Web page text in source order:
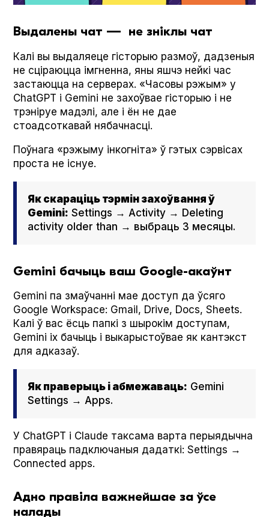
Выдалены чат — не зніклы чат
Калі вы выдаляеце гісторыю размоў, дадзеныя
не сціраюцца імгненна, яны яшчэ нейкі час
застаюцца на серверах. «Часовы рэжым» у
Chat­G­PT і Gem­i­ni не захоўвае гісторыю і не
трэніруе мадэлі, але і ён не дае
стоадсоткавай нябачнасці.
Поўнага «рэжыму інкогніта» ў гэтых сэрвісах
проста не існуе.
Як скараціць тэрмін захоўвання ў
Gem­i­ni: Set­tings → Activ­i­ty → Delet­ing
activ­i­ty old­er than → выбраць 3 месяцы.
Gemini бачыць ваш Google-акаўнт
Gem­i­ni па змаўчанні мае доступ да ўсяго
Google Work­space: Gmail, Dri­ve, Docs, Sheets.
Калі ў вас ёсць папкі з шырокім доступам,
Gem­i­ni іх бачыць і выкарыстоўвае як кантэкст
для адказаў.
Як праверыць і абмежаваць: Gem­i­ni
Set­tings → Apps.
У Chat­G­PT і Claude таксама варта перыядычна
правяраць падключаныя дадаткі: Set­tings →
Con­nect­ed apps.
Адно правіла важнейшае за ўсе
налады